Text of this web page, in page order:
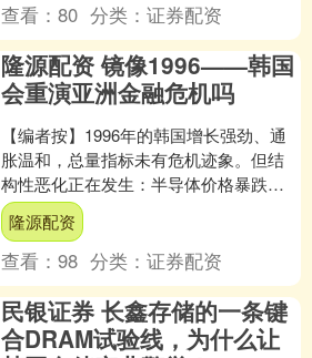
查看：80 分类：证券配资
隆源配资 镜像1996——韩国
会重演亚洲金融危机吗
【编者按】1996年的韩国增长强劲、通
胀温和，总量指标未有危机迹象。但结
构性恶化正在发生：半导体价格暴跌拖
累出口，经常账户逆差扩大；随后财阀
连环违约，银行坏账攀....
隆源配资
查看：98 分类：证券配资
民银证券 长鑫存储的一条键
合DRAM试验线，为什么让